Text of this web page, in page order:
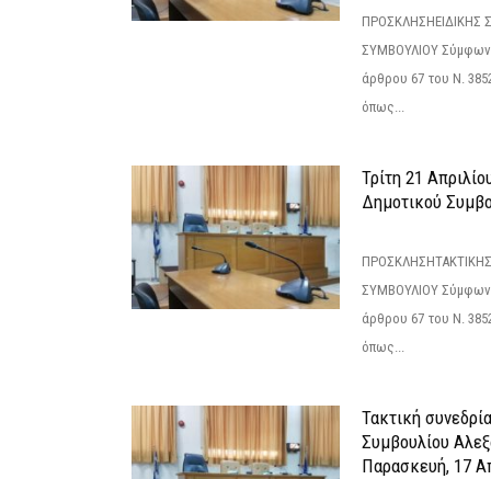
ΠΡΟΣΚΛΗΣΗΕΙΔΙΚΗΣ
ΣΥΜΒΟΥΛΙΟΥ
άρθρου 67 του Ν.
όπως...
Τρίτη 21
Δημοτικού
ΣΥΜΒΟΥΛΙΟΥ
άρθρου 67 του Ν.
όπως...
Τακτική
Συμβουλίου
Παρασκευή, 17